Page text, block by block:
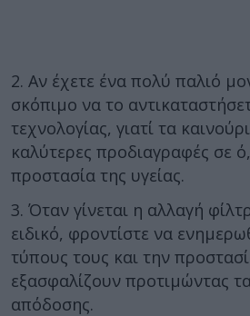
2. Αν έχετε ένα πολύ παλιό
σκόπιμο να το
τεχνολογίας, γιατί τα
καλύτερες προδιαγραφές σε
προστασία της υγείας.
3. Όταν γίνεται η αλλαγή
ειδικό, φροντίστε να
τύπους τους και την
εξασφαλίζουν προτιμώντας
απόδοσης.